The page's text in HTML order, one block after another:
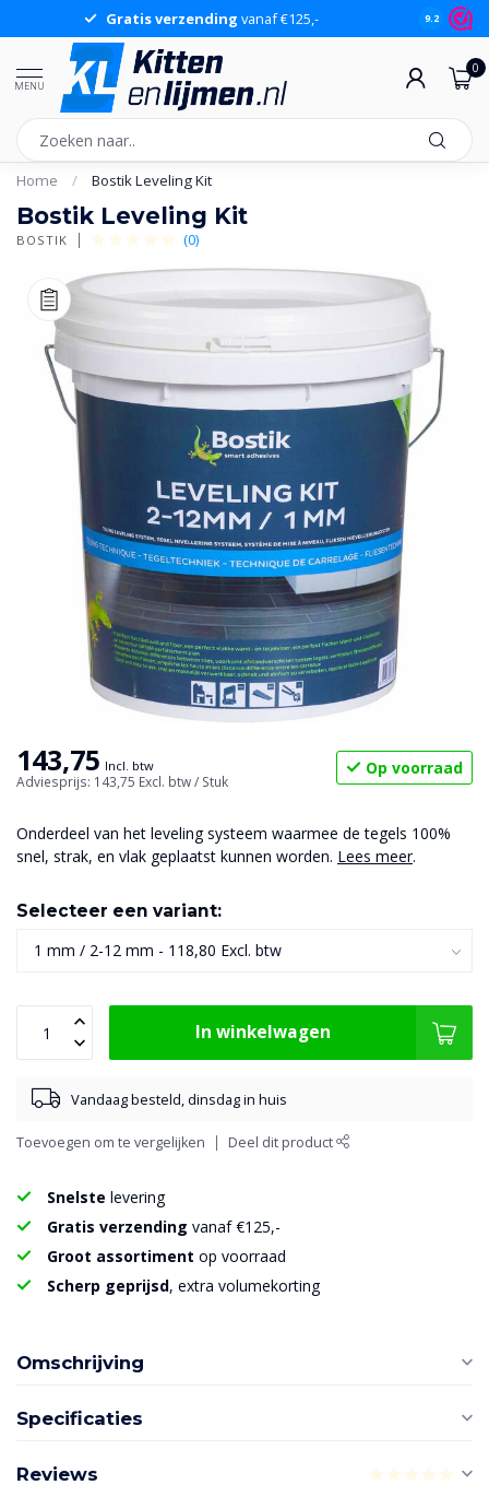
Gratis verzending vanaf €125,- 9.2
MENU
0
Home / Bostik Leveling Kit
Bostik Leveling Kit
BOSTIK (0)
143,75 Incl. btw
Adviesprijs: 143,75 Excl. btw/ Stuk
Op voorraad
Onderdeel van het leveling systeem waarmee de tegels 100%
snel, strak, en vlak geplaatst kunnen worden. Lees meer.
Selecteer een variant:
In winkelwagen
Vandaag besteld, dinsdag in huis
Toevoegen om te vergelijken Deel dit product
Snelste levering
Gratis verzending vanaf €125,-
Groot assortiment op voorraad
Scherp geprijsd, extra volumekorting
Omschrijving
Specificaties
Reviews